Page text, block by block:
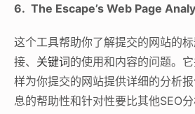
6. The Escape’s Web Page
这个工具帮助你了解提交的网站的
接、 关键词的使用和内容的问题。
样为你提交的网站提供详细的分析
息的帮助性和针对性要比其他SEO分